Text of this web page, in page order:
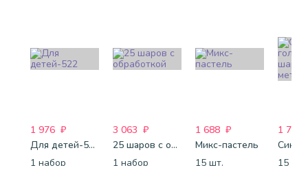
1 976 ₽
Для детей-522
1 набор
3 063 ₽
25 шаров с обработкой
1 набор
1 688 ₽
Микс-пастель
15 шт.
1 750
15 шт.